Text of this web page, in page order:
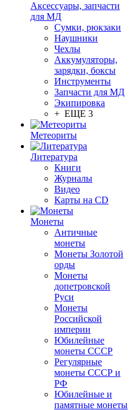
Аксессуары, запчасти
для МД
Сумки, рюкзаки
Наушники
Чехлы
Аккумуляторы,
зарядки, боксы
Инструменты
Запчасти для МД
Экипировка
+ ЕЩЕ 3
Метеориты
Литература
Книги
Журналы
Видео
Карты на CD
Монеты
Античные
монеты
Монеты Золотой
орды
Монеты
допетровской
Руси
Монеты
Российской
империи
Юбилейные
монеты СССР
Регулярные
монеты СССР и
РФ
Юбилейные и
памятные монеты